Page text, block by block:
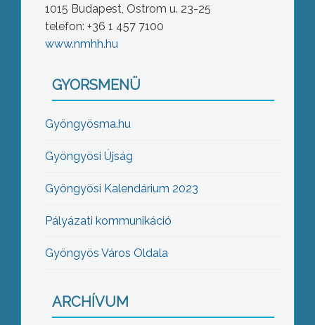
1015 Budapest, Ostrom u. 23-25
telefon: +36 1 457 7100
www.nmhh.hu
GYORSMENÜ
Gyöngyösma.hu
Gyöngyösi Újság
Gyöngyösi Kalendárium 2023
Pályázati kommunikáció
Gyöngyös Város Oldala
ARCHÍVUM